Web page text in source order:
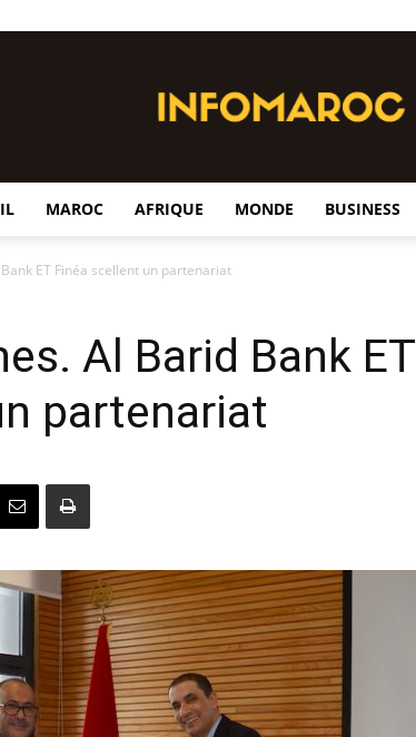
MAROC AFRIQUE MONDE BUSINESS
ET Finéa scellent un partenariat
Al Barid Bank ET
partenariat